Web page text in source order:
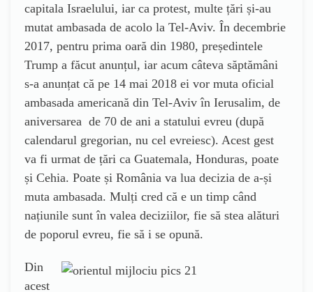
capitala Israelului, iar ca protest, multe țări și-au
mutat ambasada de acolo la Tel-Aviv. În decembrie
2017, pentru prima oară din 1980, președintele
Trump a făcut anunțul, iar acum câteva săptămâni
s-a anunțat că pe 14 mai 2018 ei vor muta oficial
ambasada americană din Tel-Aviv în Ierusalim, de
aniversarea de 70 de ani a statului evreu (după
calendarul gregorian, nu cel evreiesc). Acest gest
va fi urmat de țări ca Guatemala, Honduras, poate
și Cehia. Poate și România va lua decizia de a-și
muta ambasada. Mulți cred că e un timp când
națiunile sunt în valea deciziilor, fie să stea alături
de poporul evreu, fie să i se opună.
Din
acest